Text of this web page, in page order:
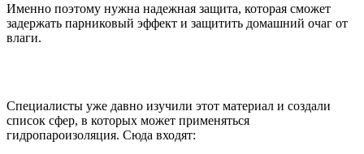
Именно поэтому нужна надежная защита, которая сможет
задержать парниковый эффект и защитить домашний очаг от
влаги.
Специалисты уже давно изучили этот материал и создали
список сфер, в которых может применяться
гидропароизоляция. Сюда входят: